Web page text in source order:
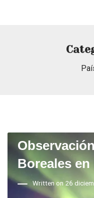
Boreales
Written on 26